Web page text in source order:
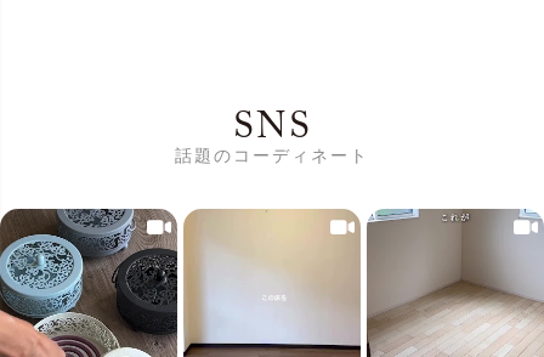
SNS
話題のコーディネート